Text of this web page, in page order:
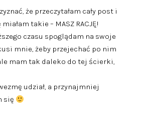
że przeczytałam cały post i
takie – MASZ RACJĘ!
czasu spoglądam na swoje
mnie, żeby przejechać po nim
mam tak daleko do tej ścierki,
udział, a przynajmniej
się